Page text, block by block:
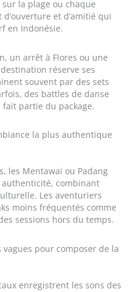
la plage ou chaque
et d’amitié qui
en Indonésie.
un arrêt à Flores ou une
réserve ses
souvent par des sets
des battles de danse
fait partie du package.
la plus authentique
les Mentawai ou Padang
combinant
Les aventuriers
moins fréquentés comme
sessions hors du temps.
pour composer de la
enregistrent les sons des